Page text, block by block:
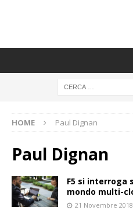
HOME Paul Dignan
Paul Dignan
F5 si interroga
mondo multi-
21 Novembre 2018